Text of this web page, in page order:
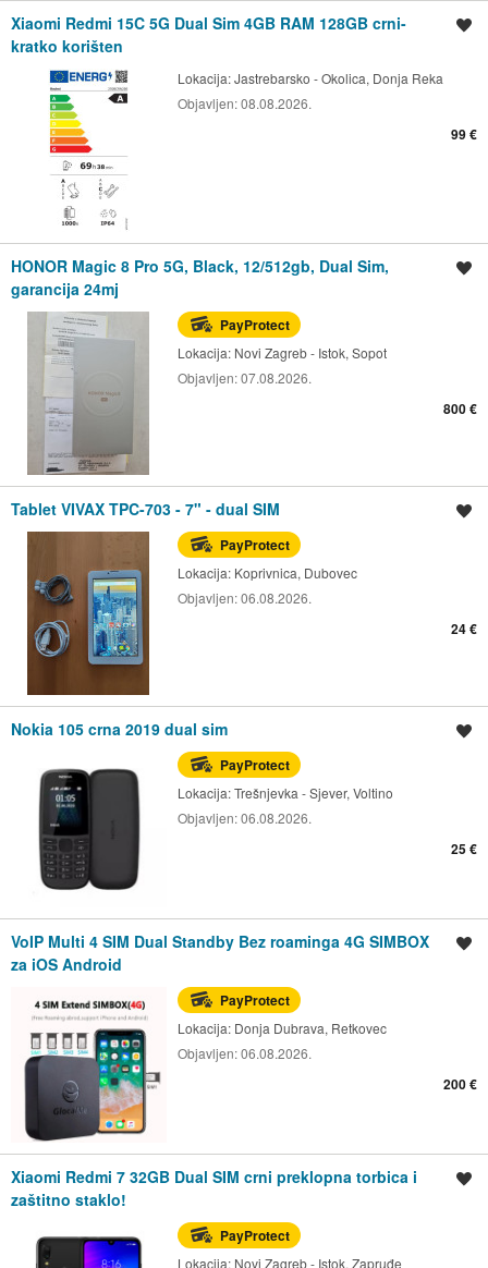
Xiaomi Redmi 15C 5G Dual Sim 4GB RAM 128GB crni-
kratko korišten
Lokacija:Jastrebarsko - Okolica, Donja Reka
Objavljen:08.08.2026.
99 €
HONOR Magic 8 Pro 5G, Black, 12/512gb, Dual Sim,
garancija 24mj
PayProtect
Lokacija: Novi Zagreb - Istok, Sopot
Objavljen:07.08.2026.
800 €
Tablet VIVAX TPC-703 - 7" - dual SIM
PayProtect
Lokacija: Koprivnica, Dubovec
Objavljen:06.08.2026.
24 €
Nokia 105 crna 2019 dual sim
PayProtect
Lokacija:Trešnjevka - Sjever, Voltino
Objavljen:06.08.2026.
25 €
VoIP Multi 4 SIM Dual Standby Bez roaminga 4G SIMBOX
za iOS Android
PayProtect
Lokacija: Donja Dubrava, Retkovec
Objavljen:06.08.2026.
200 €
Xiaomi Redmi 7 32GB Dual SIM crni preklopna torbica i
zaštitno staklo!
PayProtect
Lokacija: Novi Zagreb - Istok, Zapruđe